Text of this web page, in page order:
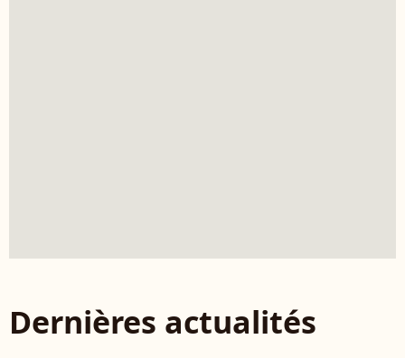
Dernières actualités